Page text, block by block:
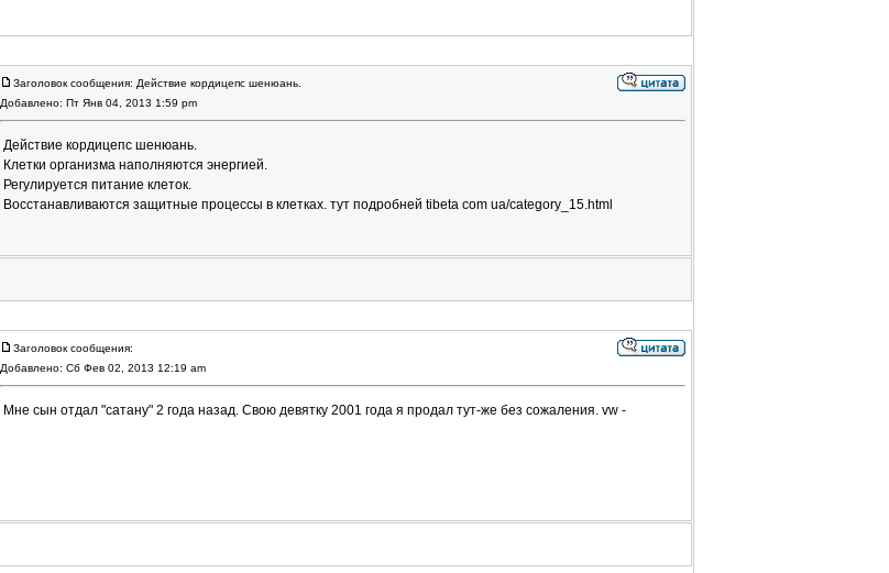
Заголовок сообщения: Действие кордицепс шенюань.
Добавлено: Пт Янв 04, 2013 1:59 pm
Действие кордицепс шенюань.
Клетки организма наполняются энергией.
Регулируется питание клеток.
Восстанавливаются защитные процессы в клетках. тут подробней tibeta com ua/category_15.html
Заголовок сообщения:
Добавлено: Сб Фев 02, 2013 12:19 am
Мне сын отдал "сатану" 2 года назад. Свою девятку 2001 года я продал тут-же без сожаления. vw -